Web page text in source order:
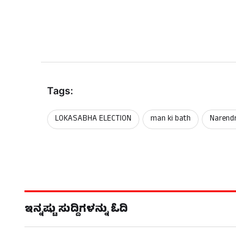
Tags:
LOKASABHA ELECTION man ki bath
ಇನ್ನಷ್ಟು ಸುದ್ದಿಗಳನ್ನು ಓದಿ